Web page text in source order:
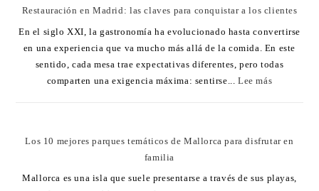
Restauración en Madrid: las claves para conquistar a los clientes
En el siglo XXI, la gastronomía ha evolucionado hasta convertirse
en una experiencia que va mucho más allá de la comida. En este
sentido, cada mesa trae expectativas diferentes, pero todas
comparten una exigencia máxima: sentirse...Lee más
Los 10 mejores parques temáticos de Mallorca para disfrutar en
familia
Mallorca es una isla que suele presentarse a través de sus playas,